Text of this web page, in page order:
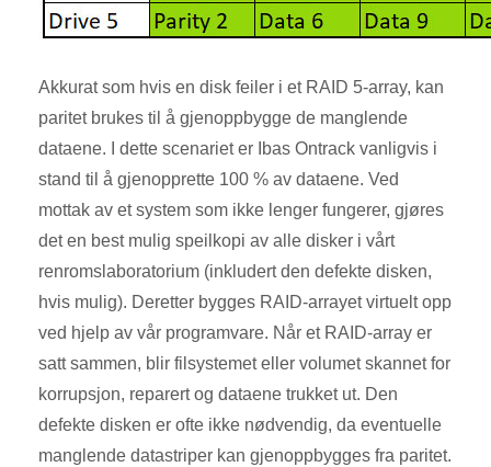
Akkurat som hvis en disk feiler i et RAID 5-array, kan
paritet brukes til å gjenoppbygge de manglende
dataene. I dette scenariet er Ibas Ontrack vanligvis i
stand til å gjenopprette 100 % av dataene. Ved
mottak av et system som ikke lenger fungerer, gjøres
det en best mulig speilkopi av alle disker i vårt
renromslaboratorium (inkludert den defekte disken,
hvis mulig). Deretter bygges RAID-arrayet virtuelt opp
ved hjelp av vår programvare. Når et RAID-array er
satt sammen, blir filsystemet eller volumet skannet for
korrupsjon, reparert og dataene trukket ut. Den
defekte disken er ofte ikke nødvendig, da eventuelle
manglende datastriper kan gjenoppbygges fra paritet.